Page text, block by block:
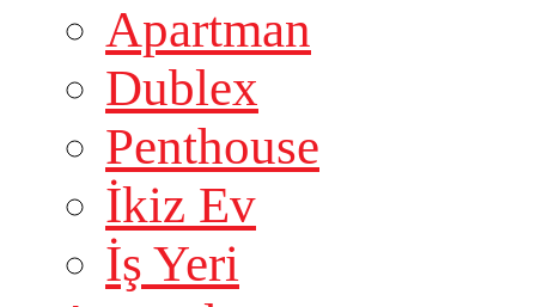
Apartman
Dublex
Penthouse
İkiz Ev
İş Yeri